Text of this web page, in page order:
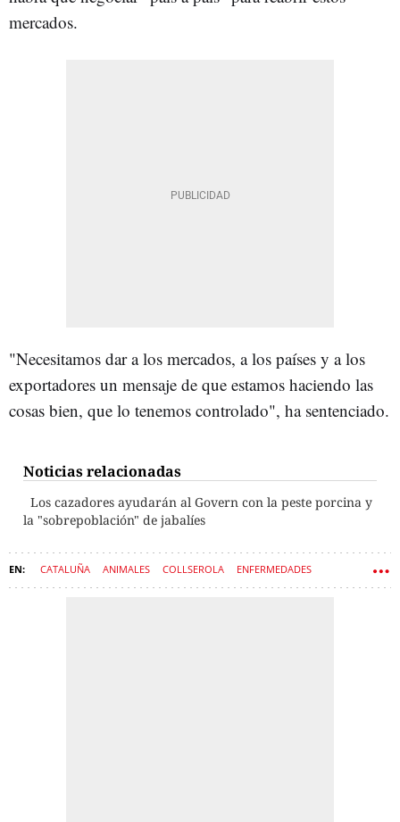
mercados.
"Necesitamos dar a los mercados, a los países y a los
exportadores un mensaje de que estamos haciendo las
cosas bien, que lo tenemos controlado", ha sentenciado.
Noticias relacionadas
Los cazadores ayudarán al Govern con la peste porcina y
la "sobrepoblación" de jabalíes
CATALUÑA ANIMALES COLLSEROLA ENFERMEDADES